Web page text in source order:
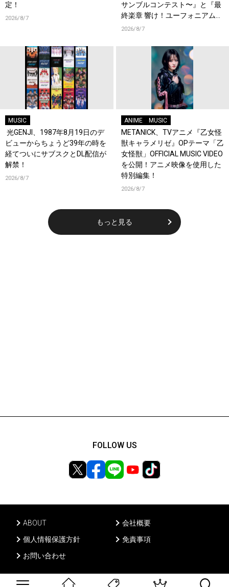
定！
2026/8/7
サンブルコンテスト〜』と『最
終楽章 響け！ユーフォニアム』
前編の一挙上映が決定！
2026/8/7
MUSIC
光GENJI、1987年8月19日のデ
ビューからちょうど39年の時を
経てついにサブスクとDL配信が
解禁！
2026/8/7
ANIME MUSIC
METANICK、TVアニメ『乙女怪
獣キャラメリゼ』OPテーマ「乙
女怪獣」OFFICIAL MUSIC VIDEO
を公開！アニメ映像を使用した
特別編集！
2026/8/7
もっと見る
ABOUT
会社概要
個人情報保護方針
免責事項
お問い合わせ
FOLLOW US